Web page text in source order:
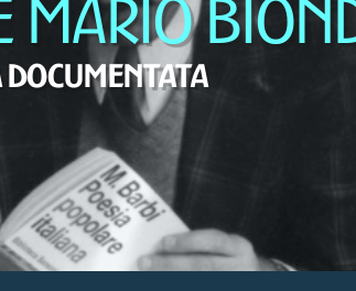
Mario